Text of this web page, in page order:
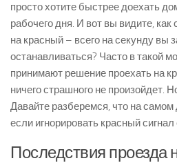
просто хотите быстрее доехать
рабочего дня. И вот вы видите,
на красный – всего на секунду вы
останавливаться? Часто в такой
принимают решение проехать на
ничего страшного не произойдет.
Давайте разберемся, что на самом
если игнорировать красный
Последствия проезда